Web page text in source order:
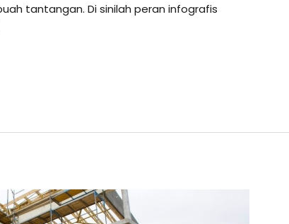
tantangan. Di sinilah peran infografis